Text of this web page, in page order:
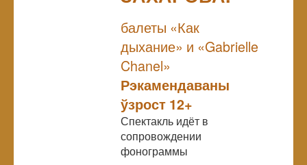
балеты «Как
дыхание» и «Gabrielle
Chanel»
Рэкамендаваны
ўзрост 12+
Спектакль идёт в
сопровождении
фонограммы